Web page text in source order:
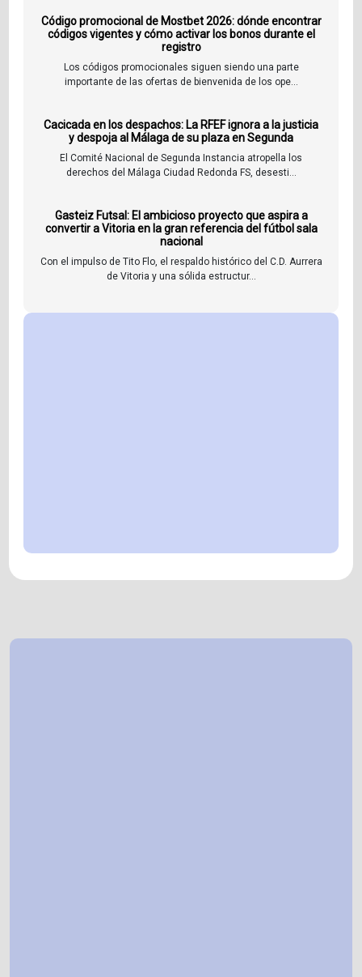
Código promocional de Mostbet 2026: dónde encontrar
códigos vigentes y cómo activar los bonos durante el
registro
Los códigos promocionales siguen siendo una parte
importante de las ofertas de bienvenida de los ope...
Cacicada en los despachos: La RFEF ignora a la justicia
y despoja al Málaga de su plaza en Segunda
El Comité Nacional de Segunda Instancia atropella los
derechos del Málaga Ciudad Redonda FS, desesti...
Gasteiz Futsal: El ambicioso proyecto que aspira a
convertir a Vitoria en la gran referencia del fútbol sala
nacional
Con el impulso de Tito Flo, el respaldo histórico del C.D. Aurrera
de Vitoria y una sólida estructur...